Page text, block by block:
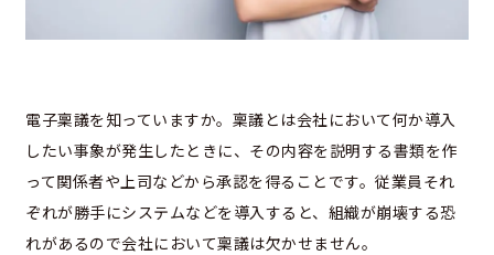
電子稟議を知っていますか。稟議とは会社において何か導入
したい事象が発生したときに、その内容を説明する書類を作
って関係者や上司などから承認を得ることです。従業員それ
ぞれが勝手にシステムなどを導入すると、組織が崩壊する恐
れがあるので会社において稟議は欠かせません。